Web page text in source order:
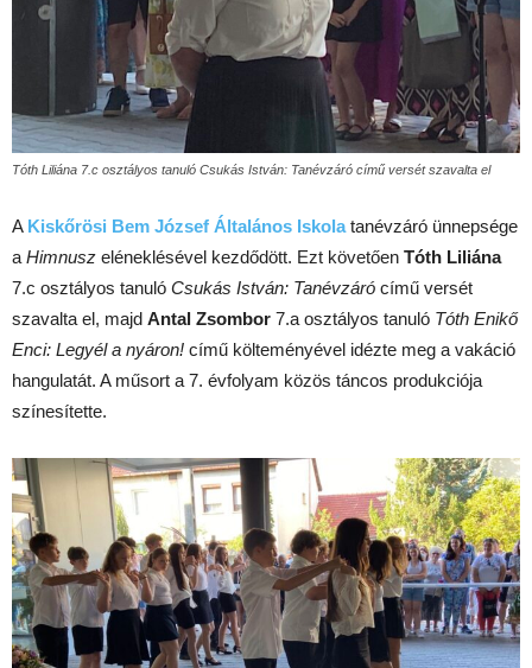
Tóth Liliána 7.c osztályos tanuló Csukás István: Tanévzáró című versét szavalta el
A Kiskőrösi Bem József Általános Iskolatanévzáró ünnepsége
a Himnusz eléneklésével kezdődött. Ezt követően Tóth Liliána
7.c osztályos tanuló Csukás István: Tanévzáró című versét
szavalta el, majd Antal Zsombor 7.a osztályos tanuló Tóth Enikő
Enci: Legyél a nyáron! című költeményével idézte meg a vakáció
hangulatát. A műsort a 7. évfolyam közös táncos produkciója
színesítette.